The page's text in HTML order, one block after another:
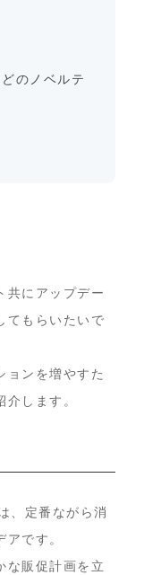
のノベルテ
共にアップデー
てもらいたいで
ョンを増やすた
します。
、定番ながら消
です。
な販促計画を立